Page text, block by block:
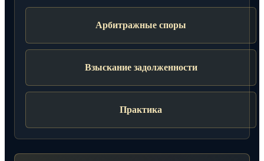
Арбитражные споры
Взыскание задолженности
Практика